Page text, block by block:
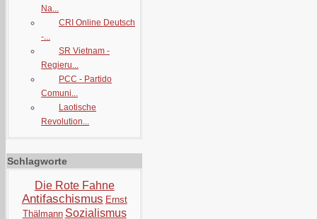
Na...
CRI Online Deutsch
-...
SR Vietnam -
Regieru...
PCC - Partido
Comuni...
Laotische
Revolution...
Schlagworte
Die Rote Fahne
Antifaschismus Ernst
Thälmann Sozialismus